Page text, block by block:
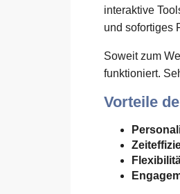
interaktive
und sofortiges
Soweit zum
funktioniert.
Vorteile